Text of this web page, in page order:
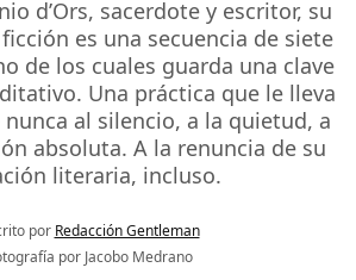
d’Ors, sacerdote y escritor, su
es una secuencia de siete
de los cuales guarda una clave
Una práctica que le lleva
al silencio, a la quietud, a
absoluta. A la renuncia de su
literaria, incluso.
por Redacción Gentleman
por Jacobo Medrano